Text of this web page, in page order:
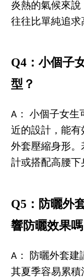
炎熱的氣候來說
往往比單純追求
Q4：小個子
型？
A： 小個子女生
近的設計，能
外套壓縮身形
計或搭配高腰下
Q5：防曬外
響防曬效果嗎
A： 防曬外套建
其夏季容易累